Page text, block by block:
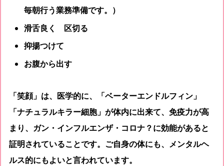
毎朝行う業務準備です。）
滑舌良く 区切る
抑揚つけて
お腹から出す
「笑顔」は、医学的に、「ベーターエンドルフィン」
「ナチュラルキラー細胞」が体内に出来て、免疫力が高
まり、ガン・インフルエンザ・コロナ？に効能があると
証明されていることです。ご自身の体にも、メンタルヘ
ルス的にもよいと言われています。